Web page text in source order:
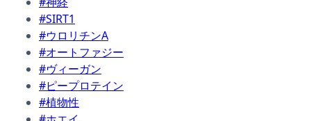
#SIRT1
#ウロリチンA
#オートファジー
#ヴィーガン
#ピープロテイン
#植物性